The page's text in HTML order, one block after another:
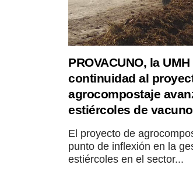
PROVACUNO, la
continuidad al
agrocompostaje
estiércoles de
El proyecto de
punto de inflexión en la
estiércoles en el sector...